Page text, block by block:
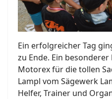
Ein erfolgreicher Tag
zu Ende. Ein besonderer
Motorex für die tollen
Lampl vom Sägewerk
Helfer, Trainer und